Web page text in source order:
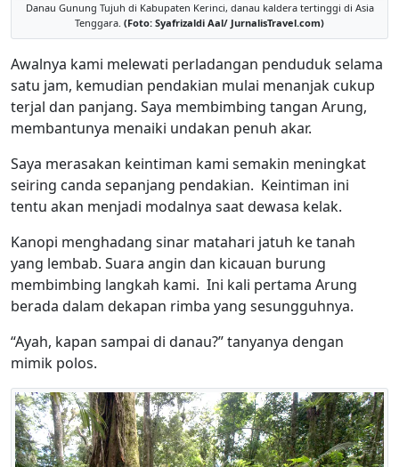
Danau Gunung Tujuh di Kabupaten Kerinci, danau kaldera tertinggi di Asia
Tenggara. (Foto: Syafrizaldi Aal/ JurnalisTravel.com)
Awalnya kami melewati perladangan penduduk selama
satu jam, kemudian pendakian mulai menanjak cukup
terjal dan panjang. Saya membimbing tangan Arung,
membantunya menaiki undakan penuh akar.
Saya merasakan keintiman kami semakin meningkat
seiring canda sepanjang pendakian. Keintiman ini
tentu akan menjadi modalnya saat dewasa kelak.
Kanopi menghadang sinar matahari jatuh ke tanah
yang lembab. Suara angin dan kicauan burung
membimbing langkah kami. Ini kali pertama Arung
berada dalam dekapan rimba yang sesungguhnya.
“Ayah, kapan sampai di danau?” tanyanya dengan
mimik polos.